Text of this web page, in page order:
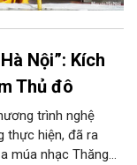
Nội”: Kích
Thủ đô
trình nghệ
thực hiện, đã ra
múa nhạc Thăng